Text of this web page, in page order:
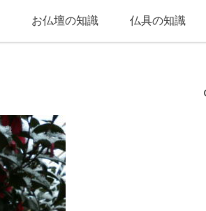
お仏壇の知識 仏具の知識